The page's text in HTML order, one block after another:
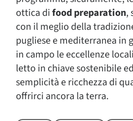
ottica difood preparation,
con il meglio della
pugliese e mediterranea in
in campo le eccellenze
letto in chiave sostenibile
semplicità e ricchezza di
offrirci ancora la terra.